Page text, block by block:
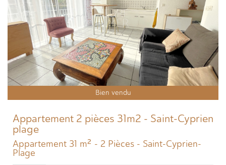
Bien vendu
Appartement 2 pièces 31m2 - Saint-Cyprien
plage
Appartement 31 m² - 2 Pièces - Saint-Cyprien-
Plage